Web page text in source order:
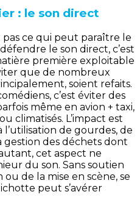
: le son direct
pas ce qui peut paraître le
le son direct, c’est
première exploitable
que de nombreux
soient refaits.
c’est éviter des
même en avion + taxi,
climatisés. L’impact est
de gourdes, de
gestion des déchets dont
cet aspect ne
du son. Sans soutien
de la mise en scène, se
peut s’avérer